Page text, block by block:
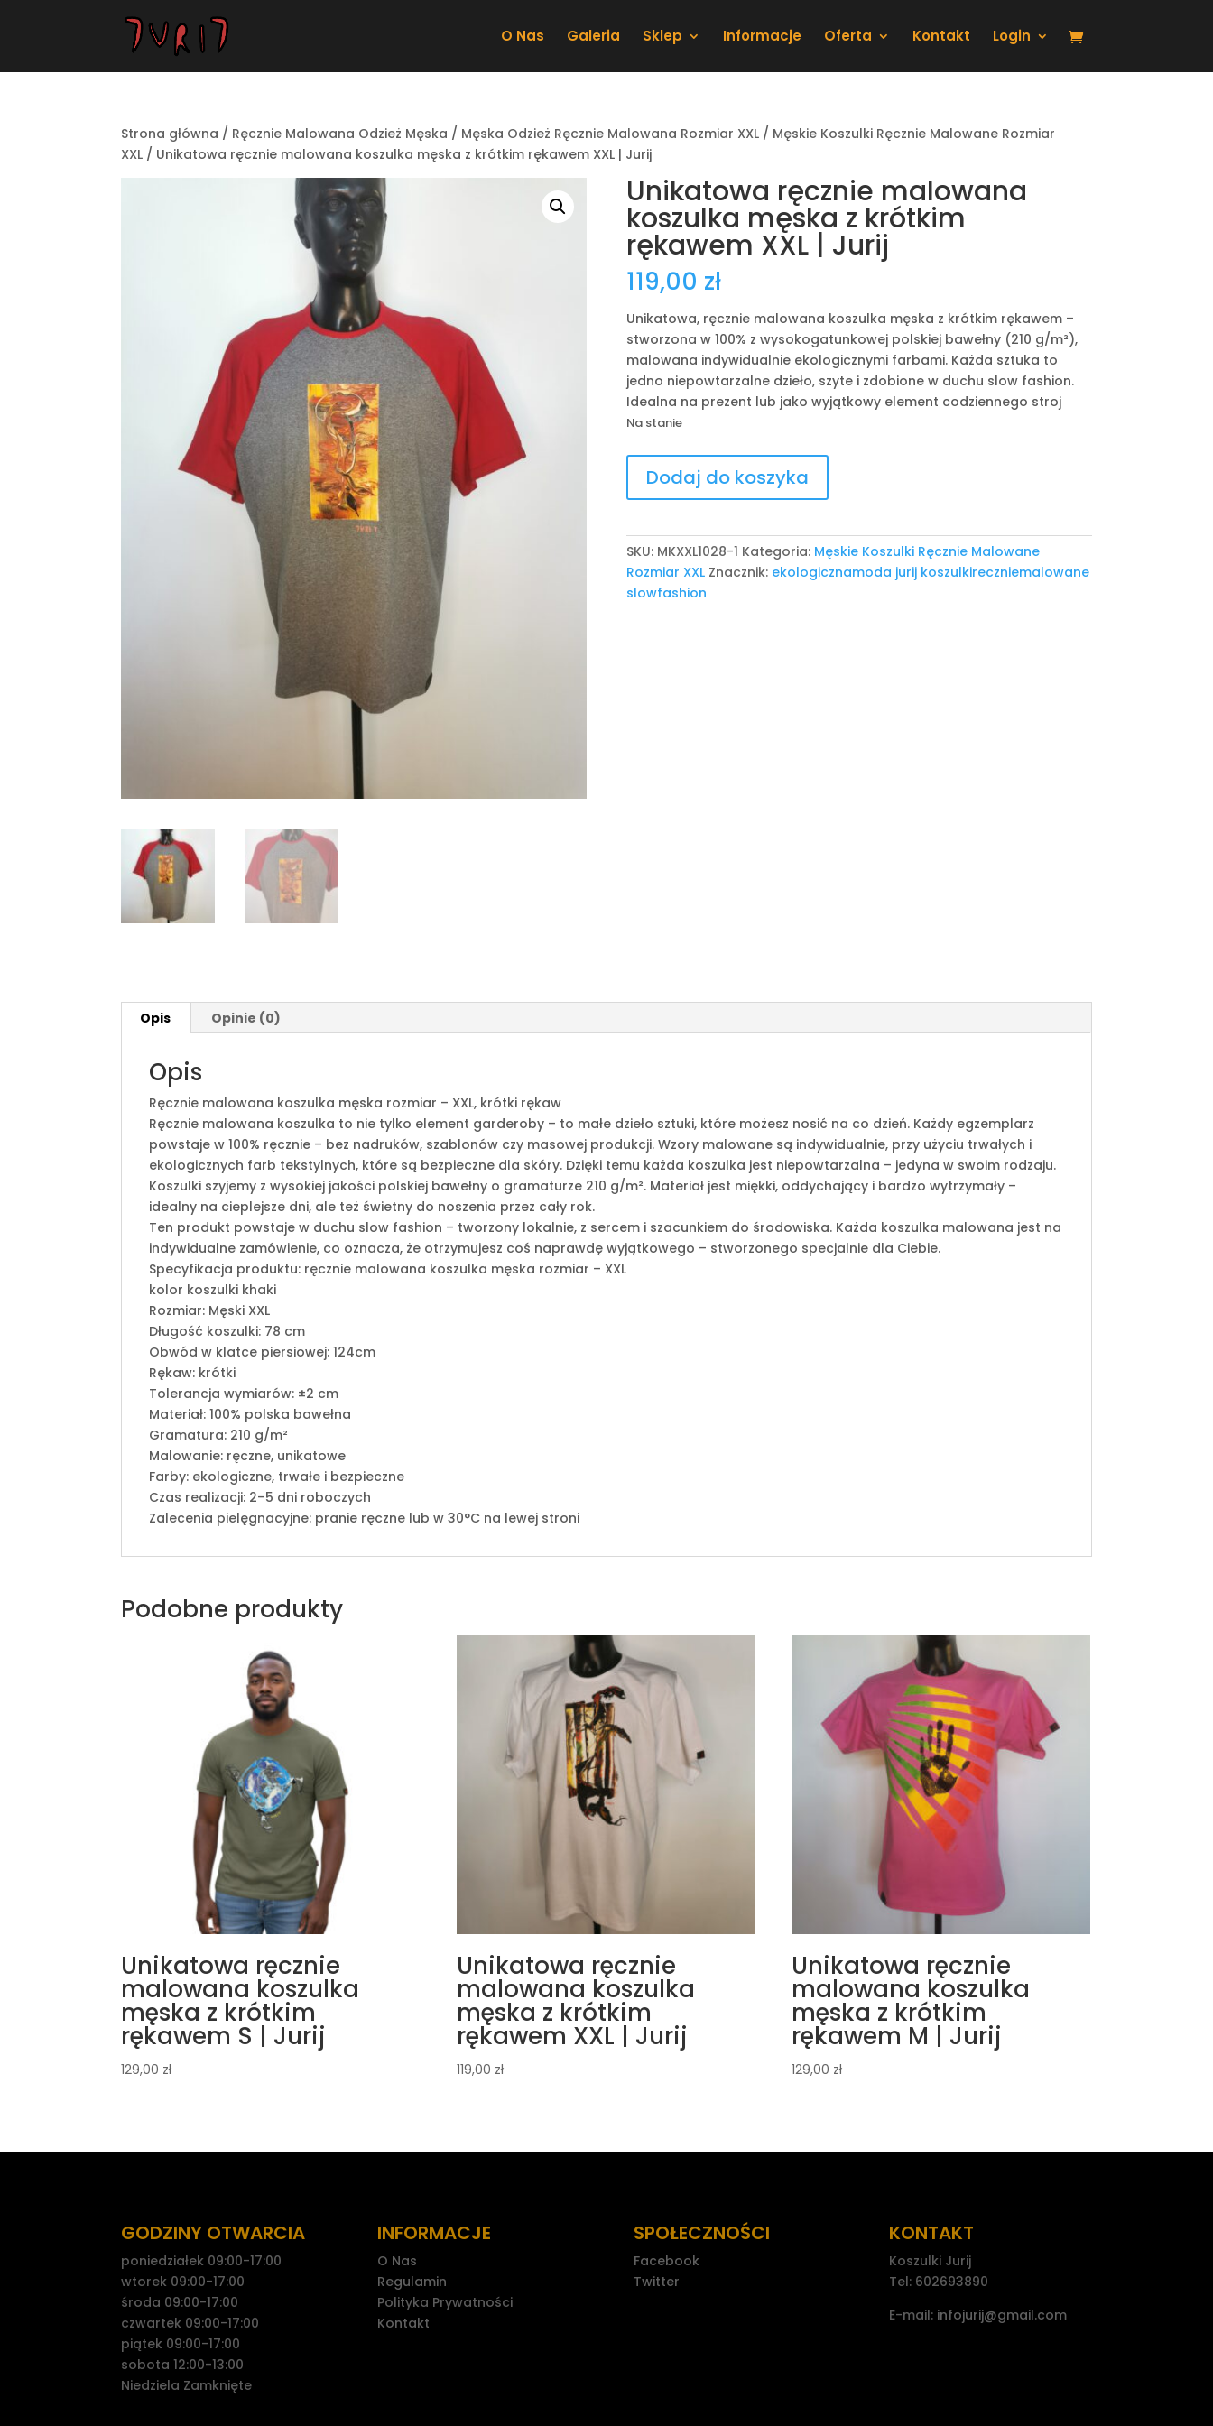
O Nas Galeria Sklep Informacje Oferta Kontakt Login
Strona główna / Ręcznie Malowana Odzież Męska / Męska Odzież Ręcznie Malowana Rozmiar XXL / Męskie Koszulki Ręcznie Malowane Rozmiar
XXL / Unikatowa ręcznie malowana koszulka męska z krótkim rękawem XXL | Jurij
Unikatowa ręcznie malowana
koszulka męska z krótkim
rękawem XXL | Jurij
119,00 zł
Unikatowa, ręcznie malowana koszulka męska z krótkim rękawem –
stworzona w 100% z wysokogatunkowej polskiej bawełny (210 g/m²),
malowana indywidualnie ekologicznymi farbami. Każda sztuka to
jedno niepowtarzalne dzieło, szyte i zdobione w duchu slow fashion.
Idealna na prezent lub jako wyjątkowy element codziennego stroj
Na stanie
Unikatowa
ręcznie
koszulka
męska
z
Dodaj do koszyka
SKU: MKXXL1028-1 Kategoria: Męskie Koszulki Ręcznie Malowane
Rozmiar XXL Znacznik: ekologicznamoda jurij koszulkireczniemalowane
slowfashion
Opis Opinie (0)
Opis
Ręcznie malowana koszulka męska rozmiar – XXL, krótki rękaw
Ręcznie malowana koszulka to nie tylko element garderoby – to małe dzieło sztuki, które możesz nosić na co dzień. Każdy egzemplarz
powstaje w 100% ręcznie – bez nadruków, szablonów czy masowej produkcji. Wzory malowane są indywidualnie, przy użyciu trwałych i
ekologicznych farb tekstylnych, które są bezpieczne dla skóry. Dzięki temu każda koszulka jest niepowtarzalna – jedyna w swoim rodzaju.
Koszulki szyjemy z wysokiej jakości polskiej bawełny o gramaturze 210 g/m². Materiał jest miękki, oddychający i bardzo wytrzymały –
idealny na cieplejsze dni, ale też świetny do noszenia przez cały rok.
Ten produkt powstaje w duchu slow fashion – tworzony lokalnie, z sercem i szacunkiem do środowiska. Każda koszulka malowana jest na
indywidualne zamówienie, co oznacza, że otrzymujesz coś naprawdę wyjątkowego – stworzonego specjalnie dla Ciebie.
Specyfikacja produktu: ręcznie malowana koszulka męska rozmiar – XXL
kolor koszulki khaki
Rozmiar: Męski XXL
Długość koszulki: 78 cm
Obwód w klatce piersiowej: 124cm
Rękaw: krótki
Tolerancja wymiarów: ±2 cm
Materiał: 100% polska bawełna
Gramatura: 210 g/m²
Malowanie: ręczne, unikatowe
Farby: ekologiczne, trwałe i bezpieczne
Czas realizacji: 2–5 dni roboczych
Zalecenia pielęgnacyjne: pranie ręczne lub w 30°C na lewej stroni
Podobne produkty
Unikatowa ręcznie
malowana koszulka
męska z krótkim
rękawem S | Jurij
129,00 zł
Unikatowa ręcznie
malowana koszulka
męska z krótkim
rękawem XXL | Jurij
119,00 zł
Unikatowa ręcznie
malowana koszulka
męska z krótkim
rękawem M | Jurij
129,00 zł
GODZINY OTWARCIA
poniedziałek 09:00-17:00
wtorek 09:00-17:00
środa 09:00-17:00
czwartek 09:00-17:00
piątek 09:00-17:00
sobota 12:00-13:00
Niedziela Zamknięte
INFORMACJE
O Nas
Regulamin
Polityka Prywatności
Kontakt
SPOŁECZNOŚCI
Facebook
Twitter
KONTAKT
Koszulki Jurij
Tel: 602693890
E-mail: infojurij@gmail.com